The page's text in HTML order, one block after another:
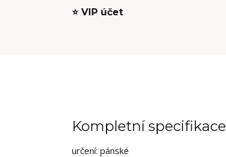
⭐ VIP účet
Kompletní specifikace
určení: pánské